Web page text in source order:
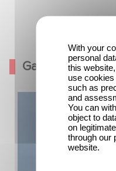
Galerie
With your
personal
this
use
such as
and
You can
object to
on
through our
website.